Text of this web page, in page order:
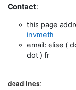
Contact:
this page
invmeth
email: elise (
dot ) fr
deadlines: